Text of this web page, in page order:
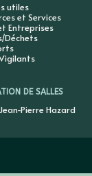
utiles
et Services
Entreprises
Déchets
DE SALLES
Pierre Hazard